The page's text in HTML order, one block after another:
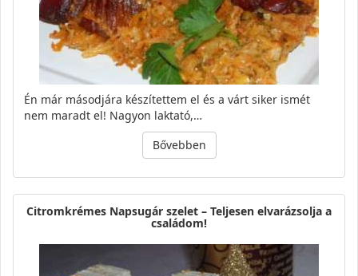
Én már másodjára készítettem el és a várt siker ismét
nem maradt el! Nagyon laktató,…
Bővebben
Citromkrémes Napsugár szelet – Teljesen elvarázsolja a
családom!